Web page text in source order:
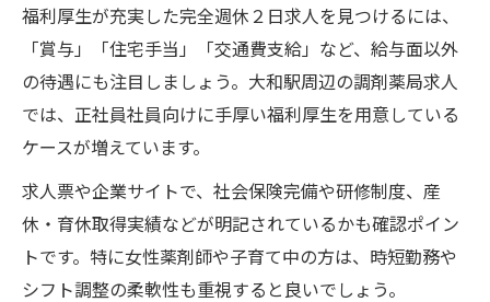
福利厚生が充実した完全週休２日求人を見つけるには、
「賞与」「住宅手当」「交通費支給」など、給与面以外
の待遇にも注目しましょう。大和駅周辺の調剤薬局求人
では、正社員社員向けに手厚い福利厚生を用意している
ケースが増えています。
求人票や企業サイトで、社会保険完備や研修制度、産
休・育休取得実績などが明記されているかも確認ポイン
トです。特に女性薬剤師や子育て中の方は、時短勤務や
シフト調整の柔軟性も重視すると良いでしょう。